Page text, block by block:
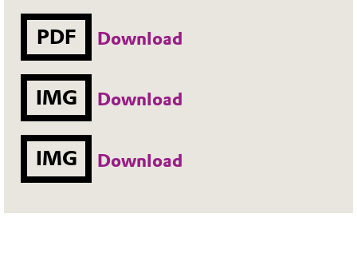
PDF Download
IMG Download
IMG Download